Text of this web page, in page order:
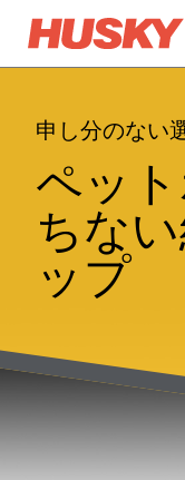
申し分のない
ペッ
ちな
ップ